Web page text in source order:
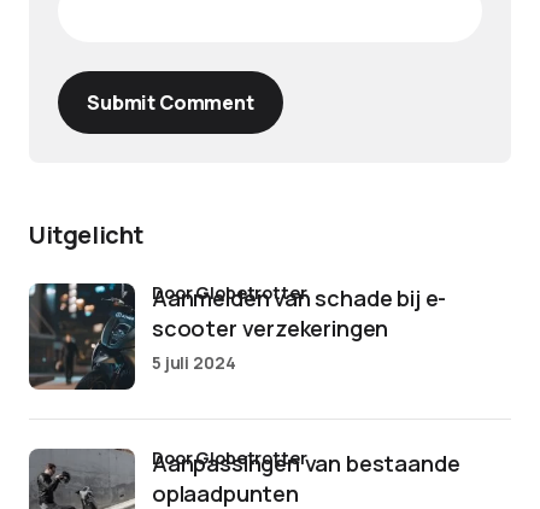
Submit Comment
Uitgelicht
Aanmelden van schade bij e-
scooter verzekeringen
door Globetrotter
5 juli 2024
Aanpassingen van bestaande
oplaadpunten
door Globetrotter